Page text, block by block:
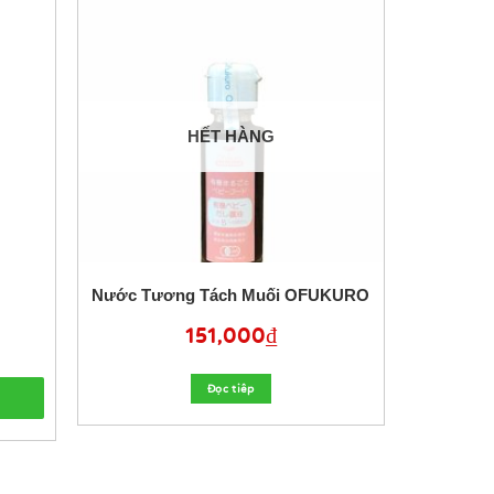
HẾT HÀNG
Nước Tương Tách Muối OFUKURO
151,000₫
Đọc tiêp